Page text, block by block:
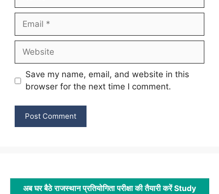
Email
Website
Save my name, email, and website in this
browser for the next time I comment.
अब घर बैठे राजस्थान प्रतियोगिता परीक्षा की तैयारी करें Study